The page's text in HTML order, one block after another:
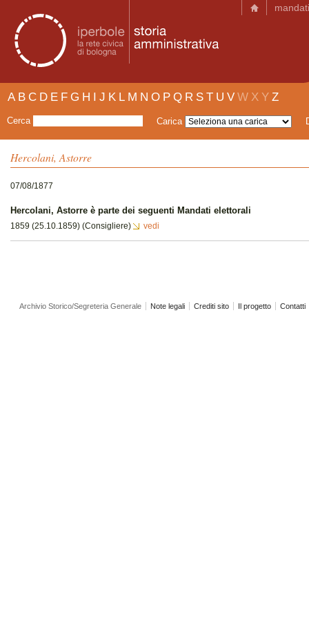
mandati
A B C D E F G H I J K L M N O P Q R S T U V W X Y Z
Cerca Carica
Hercolani, Astorre
07/08/1877
Hercolani, Astorre è parte dei seguenti Mandati elettorali
1859 (25.10.1859) (Consigliere) vedi
Archivio Storico/Segreteria Generale Note legali Crediti sito Il progetto Contatti